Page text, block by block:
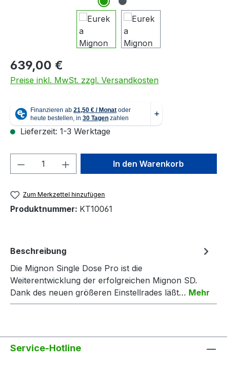
Regulärer Preis:
639,00 €
Preise inkl. MwSt. zzgl. Versandkosten
Lieferzeit: 1-3 Werktage
Produkt Anzahl: Gib denIn den Warenkorb
Zum Merkzettel hinzufügen
Produktnummer: KT10061
Beschreibung
Die Mignon Single Dose Pro ist die
Weiterentwicklung der erfolgreichen Mignon SD.
Dank des neuen größeren Einstellrades läßt… Mehr
Service-Hotline